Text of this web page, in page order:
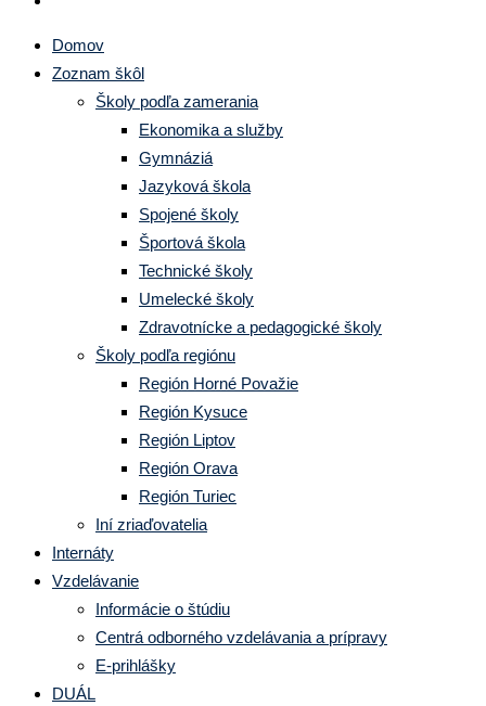
Domov
Zoznam škôl
Školy podľa zamerania
Ekonomika a služby
Gymnáziá
Jazyková škola
Spojené školy
Športová škola
Technické školy
Umelecké školy
Zdravotnícke a pedagogické školy
Školy podľa regiónu
Región Horné Považie
Región Kysuce
Región Liptov
Región Orava
Región Turiec
Iní zriaďovatelia
Internáty
Vzdelávanie
Informácie o štúdiu
Centrá odborného vzdelávania a prípravy
E-prihlášky
DUÁL